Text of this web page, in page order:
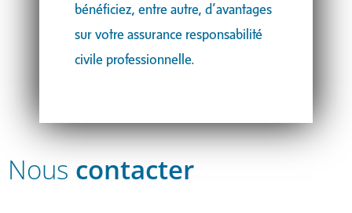
bénéficiez, entre autre, d’avantages
sur votre assurance responsabilité
civile professionnelle.
Nous contacter